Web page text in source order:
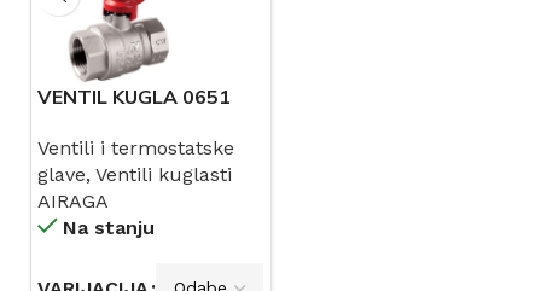
VENTIL KUGLA 0651
Ventili i termostatske
glave, Ventili kuglasti
AIRAGA
Na stanju